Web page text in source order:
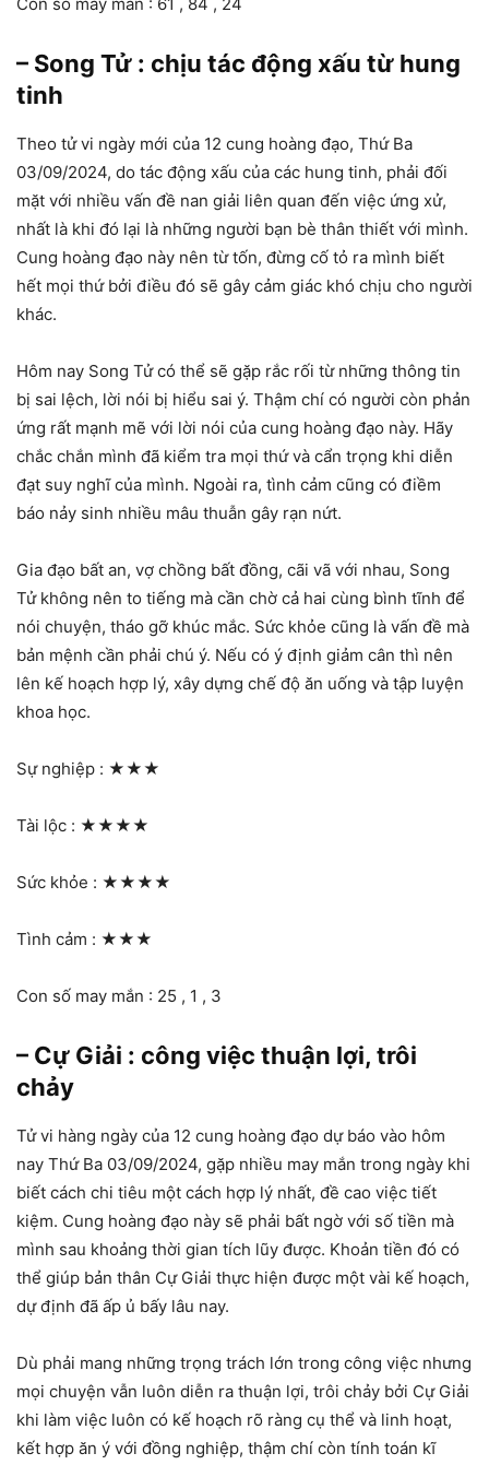
Con số may mắn : 61 , 84 , 24
– Song Tử : chịu tác động xấu từ hung
tinh
Theo tử vi ngày mới của 12 cung hoàng đạo, Thứ Ba
03/09/2024, do tác động xấu của các hung tinh, phải đối
mặt với nhiều vấn đề nan giải liên quan đến việc ứng xử,
nhất là khi đó lại là những người bạn bè thân thiết với mình.
Cung hoàng đạo này nên từ tốn, đừng cố tỏ ra mình biết
hết mọi thứ bởi điều đó sẽ gây cảm giác khó chịu cho người
khác.
Hôm nay Song Tử có thể sẽ gặp rắc rối từ những thông tin
bị sai lệch, lời nói bị hiểu sai ý. Thậm chí có người còn phản
ứng rất mạnh mẽ với lời nói của cung hoàng đạo này. Hãy
chắc chắn mình đã kiểm tra mọi thứ và cẩn trọng khi diễn
đạt suy nghĩ của mình. Ngoài ra, tình cảm cũng có điềm
báo nảy sinh nhiều mâu thuẫn gây rạn nứt.
Gia đạo bất an, vợ chồng bất đồng, cãi vã với nhau, Song
Tử không nên to tiếng mà cần chờ cả hai cùng bình tĩnh để
nói chuyện, tháo gỡ khúc mắc. Sức khỏe cũng là vấn đề mà
bản mệnh cần phải chú ý. Nếu có ý định giảm cân thì nên
lên kế hoạch hợp lý, xây dựng chế độ ăn uống và tập luyện
khoa học.
Sự nghiệp : ★★★
Tài lộc : ★★★★
Sức khỏe : ★★★★
Tình cảm : ★★★
Con số may mắn : 25 , 1 , 3
– Cự Giải : công việc thuận lợi, trôi
chảy
Tử vi hàng ngày của 12 cung hoàng đạo dự báo vào hôm
nay Thứ Ba 03/09/2024, gặp nhiều may mắn trong ngày khi
biết cách chi tiêu một cách hợp lý nhất, đề cao việc tiết
kiệm. Cung hoàng đạo này sẽ phải bất ngờ với số tiền mà
mình sau khoảng thời gian tích lũy được. Khoản tiền đó có
thể giúp bản thân Cự Giải thực hiện được một vài kế hoạch,
dự định đã ấp ủ bấy lâu nay.
Dù phải mang những trọng trách lớn trong công việc nhưng
mọi chuyện vẫn luôn diễn ra thuận lợi, trôi chảy bởi Cự Giải
khi làm việc luôn có kế hoạch rõ ràng cụ thể và linh hoạt,
kết hợp ăn ý với đồng nghiệp, thậm chí còn tính toán kĩ